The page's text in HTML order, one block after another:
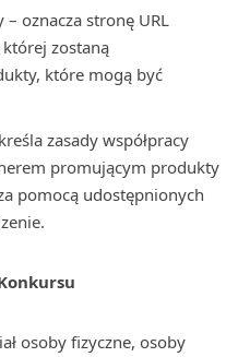
oznacza stronę URL
zostaną
które mogą być
zasady współpracy
promującym produkty
pomocą udostępnionych
osoby fizyczne, osoby